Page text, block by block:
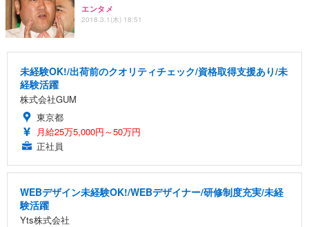
エンタメ
2018.3.1(木) 18:51
未経験OK!/出荷前のクオリティチェック/資格取得支援あり/未
経験活躍
株式会社GUM
東京都
月給25万5,000円～50万円
正社員
WEBデザイン未経験OK!/WEBデザイナー/研修制度充実/未経
験活躍
Yts株式会社